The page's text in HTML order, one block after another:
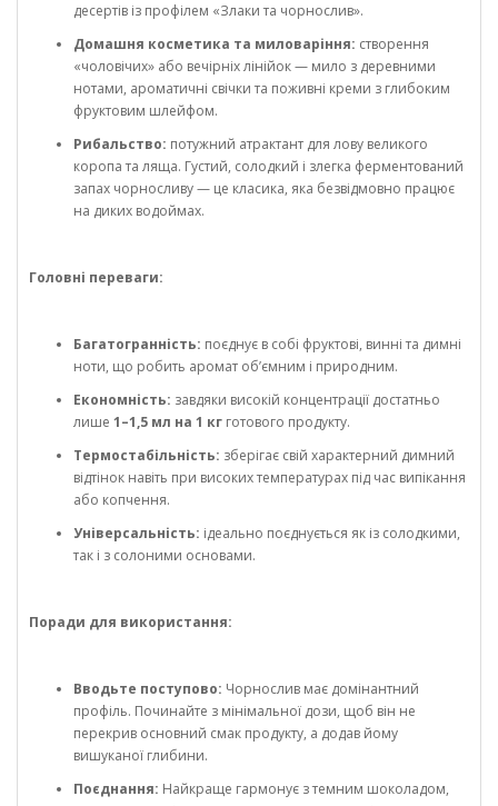
десертів із профілем «Злаки та чорнослив».
Домашня косметика та миловаріння: створення
«чоловічих» або вечірніх лінійок — мило з деревними
нотами, ароматичні свічки та поживні креми з глибоким
фруктовим шлейфом.
Рибальство: потужний атрактант для лову великого
коропа та ляща. Густий, солодкий і злегка ферментований
запах чорносливу — це класика, яка безвідмовно працює
на диких водоймах.
Головні переваги:
Багатогранність: поєднує в собі фруктові, винні та димні
ноти, що робить аромат об’ємним і природним.
Економність: завдяки високій концентрації достатньо
лише 1–1,5 мл на 1 кг готового продукту.
Термостабільність: зберігає свій характерний димний
відтінок навіть при високих температурах під час випікання
або копчення.
Універсальність: ідеально поєднується як із солодкими,
так і з солоними основами.
Поради для використання:
Вводьте поступово: Чорнослив має домінантний
профіль. Починайте з мінімальної дози, щоб він не
перекрив основний смак продукту, а додав йому
вишуканої глибини.
Поєднання: Найкраще гармонує з темним шоколадом,